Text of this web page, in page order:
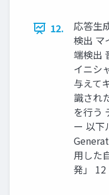
12.
応答生
検出 マ
端検出
イニシ
与えて
識され
を行う
ー 以下
用した
発」 12